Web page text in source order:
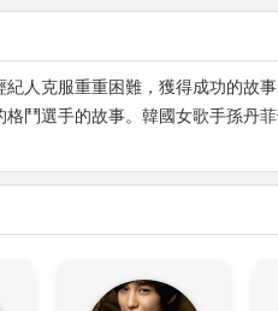
紀人克服重重困難，獲得成功
鬥選手的故事。韓國女歌手孫丹